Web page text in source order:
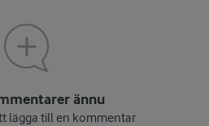
ännu
lägga till en kommentar